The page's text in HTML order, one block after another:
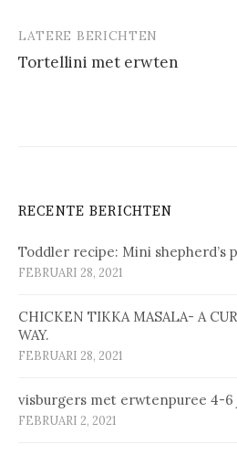
LATERE BERICHTEN
Tortellini met erwten
RECENTE BERICHTEN
Toddler recipe: Mini shepherd’s
FEBRUARI 28, 2021
CHICKEN TIKKA MASALA- A
WAY.
FEBRUARI 28, 2021
vis­bur­gers met erw­ten­pu­ree 4-
FEBRUARI 2, 2021